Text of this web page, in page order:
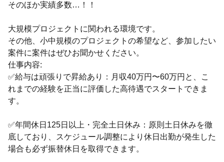
そのほか実績多数…！！
大規模プロジェクトに関われる環境です。
その他、小中規模のプロジェクトの希望など、参加したい
案件に案件はぜひお聞かせください。
仕事内容:
✅給与は頑張りで昇給あり：月収40万円〜60万円と、こ
れまでの経験を正当に評価した高待遇でスタートできま
す。
✅年間休日125日以上・完全土日休み：原則土日休みを徹
底しており、スケジュール調整により休日出勤が発生した
場合も必ず振替休日を取得できます。